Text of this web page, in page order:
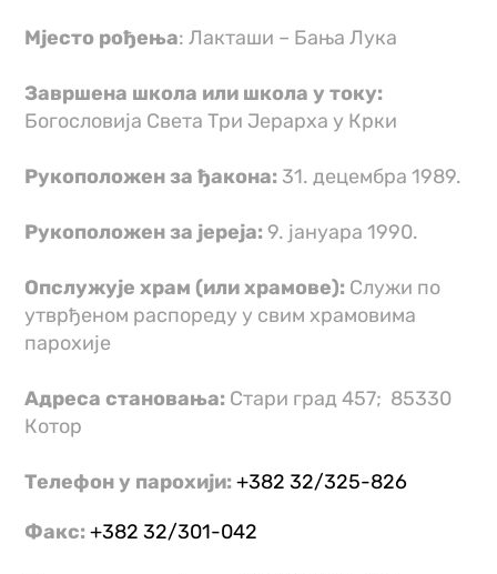
Мјесто рођења: Лакташи – Бања Лука
Завршена школа или школа у току:
Богословија Света Три Јерарха у Крки
Рукоположен за ђакона: 31. децембра 1989.
Рукоположен за јереја: 9. јануара 1990.
Опслужује храм (или храмове): Служи по
утврђеном распореду у свим храмовима
парохије
Адреса становања: Стари град 457; 85330
Котор
Телефон у парохији: +382 32/325-826
Факс:+382 32/301-042